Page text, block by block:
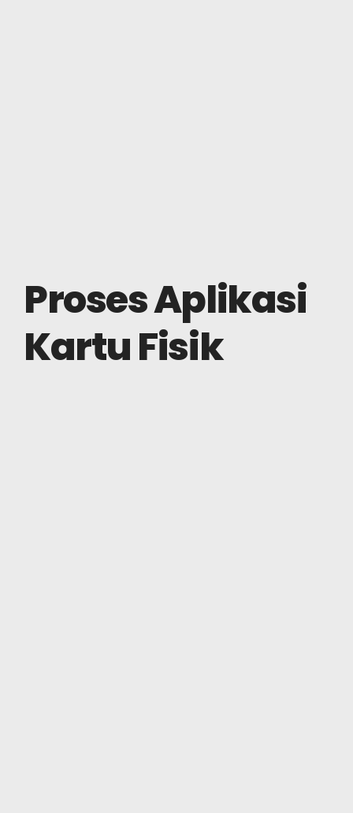
Proses Aplikasi
Kartu Fisik